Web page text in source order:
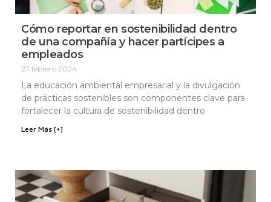
Cómo reportar en sostenibilidad dentro
de una compañía y hacer partícipes a
empleados
27 febrero 2024
La educación ambiental empresarial y la divulgación
de prácticas sostenibles son componentes clave para
fortalecer la cultura de sostenibilidad dentro
Leer Más [+]